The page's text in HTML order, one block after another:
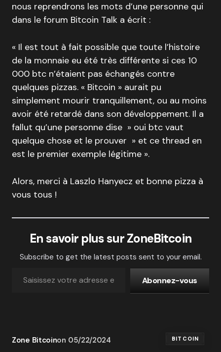
nous reprendrons les mots d’une personne qui
dans le forum Bitcoin Talk a écrit :
« Il est tout à fait possible que toute l’histoire
de la monnaie eu été très différente si ces 10
000 btc n’étaient pas échangés contre
quelques pizzas. « Bitcoin » aurait pu
simplement mourir tranquillement, ou au moins
avoir été retardé dans son développement. Il a
fallut qu’une personne dise » oui btc vaut
quelque chose et le prouver » et ce thread en
est le premier exemple légitime ».
Alors, merci à Laszlo Hanyecz et bonne pizza à
vous tous !
En savoir plus sur ZoneBitcoin
Subscribe to get the latest posts sent to your email.
Abonnez-vous
Zone Bitcoinon 05/22/2024 BITCOIN